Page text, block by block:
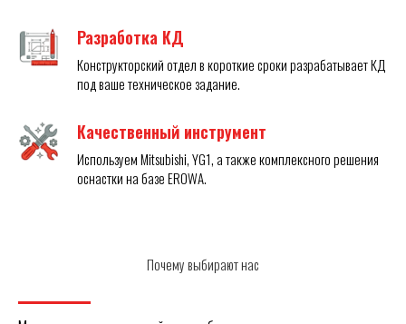
Разработка КД
Конструкторский отдел в короткие сроки разрабатывает КД
под ваше техническое задание.
Качественный инструмент
Используем Mitsubishi, YG1, а также комплексного решения
оснастки на базе EROWA.
Почему выбирают нас